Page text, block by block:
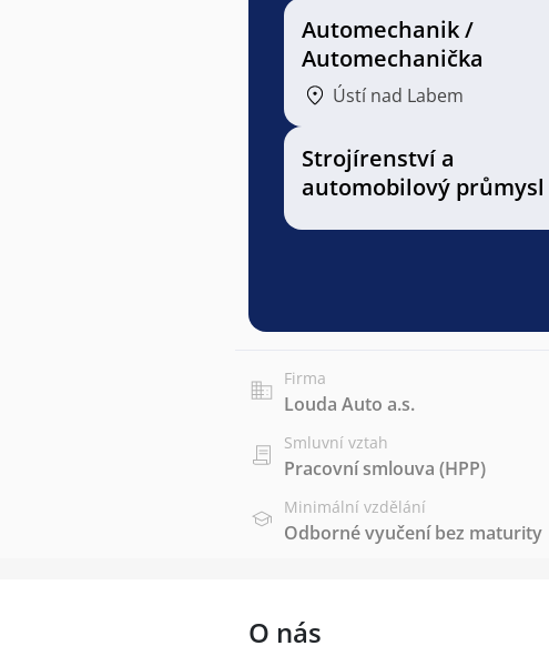
Automechanik /
Automechanička
Ústí nad Labem
Strojírenství a
automobilový průmysl
Firma
Louda Auto a.s.
Smluvní vztah
Pracovní smlouva (HPP)
Minimální vzdělání
Odborné vyučení bez maturity
O nás